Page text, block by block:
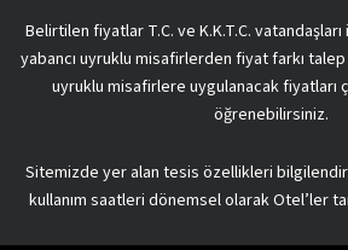
Belirtilen fiyatlar T.C. ve K.K.T.C.
yabancı uyruklu misafirlerden fiyat farkı
uyruklu misafirlere uygulanacak fiyatları
öğrenebilirsiniz.
Sitemizde yer alan tesis özellikleri
kullanım saatleri dönemsel olarak Otel’ler